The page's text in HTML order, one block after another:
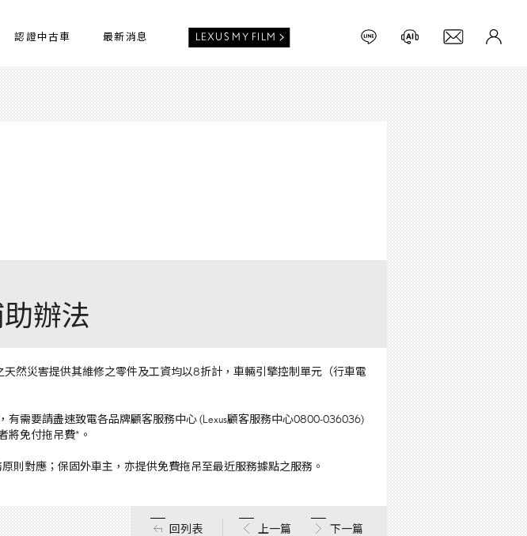
認證中古車 最新消息 LEXUS MY FILM
助辦法
然災害提供其維修之零件及工資均以8折計，車輛引擎控制單元（行車電
有需要請盡速致電各品牌顧客服務中心(Lexus顧客服務中心0800-036036)
將免付拖吊費* 。
則對應；保固外車主，亦提供免費拖吊至最近服務據點之服務。
回列表 上一篇 下一篇